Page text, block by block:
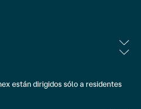
están dirigidos sólo a residentes